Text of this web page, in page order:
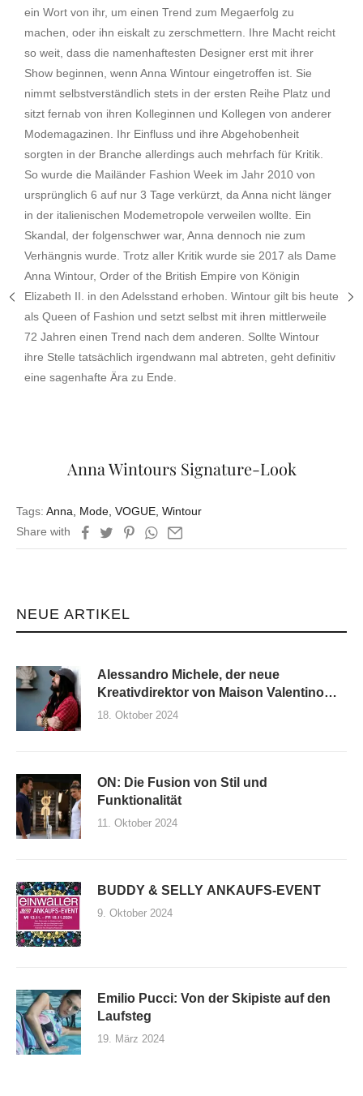
NEUE ARTIKEL
Alessandro Michele, der neue
Kreativdirektor von Maison Valentino
und seine erste Kollektion
18. Oktober 2024
ON: Die Fusion von Stil und
Funktionalität
11. Oktober 2024
BUDDY & SELLY ANKAUFS-EVENT
9. Oktober 2024
Emilio Pucci: Von der Skipiste auf den
Laufsteg
19. März 2024
ein Wort von ihr, um einen Trend zum Megaerfolg zu
machen, oder ihn eiskalt zu zerschmettern. Ihre Macht reicht
so weit, dass die namenhaftesten Designer erst mit ihrer
Show beginnen, wenn Anna Wintour eingetroffen ist. Sie
nimmt selbstverständlich stets in der ersten Reihe Platz und
sitzt fernab von ihren Kolleginnen und Kollegen von anderer
Modemagazinen. Ihr Einfluss und ihre Abgehobenheit
sorgten in der Branche allerdings auch mehrfach für Kritik.
So wurde die Mailänder Fashion Week im Jahr 2010 von
ursprünglich 6 auf nur 3 Tage verkürzt, da Anna nicht länger
in der italienischen Modemetropole verweilen wollte. Ein
Skandal, der folgenschwer war, Anna dennoch nie zum
Verhängnis wurde. Trotz aller Kritik wurde sie 2017 als Dame
Anna Wintour, Order of the British Empire von Königin
Elizabeth II. in den Adelsstand erhoben. Wintour gilt bis heute
als Queen of Fashion und setzt selbst mit ihren mittlerweile
72 Jahren einen Trend nach dem anderen. Sollte Wintour
ihre Stelle tatsächlich irgendwann mal abtreten, geht definitiv
eine sagenhafte Ära zu Ende.
Anna Wintours Signature-Look
Tags: Anna, Mode, VOGUE, Wintour
Share with